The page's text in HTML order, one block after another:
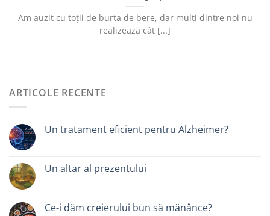
Am auzit cu toții de burta de bere, dar mulți dintre noi nu
realizează cât [...]
ARTICOLE RECENTE
Un tratament eficient pentru Alzheimer?
Un altar al prezentului
Ce-i dăm creierului bun să mănânce?